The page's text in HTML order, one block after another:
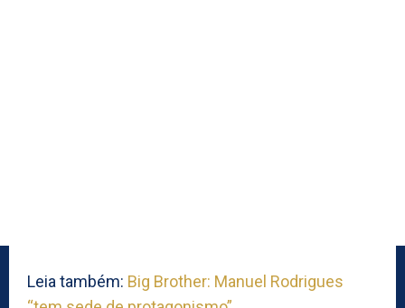
Leia também: Big Brother: Manuel Rodrigues